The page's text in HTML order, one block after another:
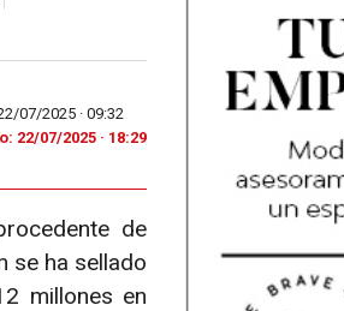
07/2025 ·09:32
22/07/2025 · 18:29
de
se ha sellado
millones en